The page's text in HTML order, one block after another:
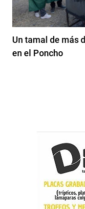
Un tamal de más
en el Poncho